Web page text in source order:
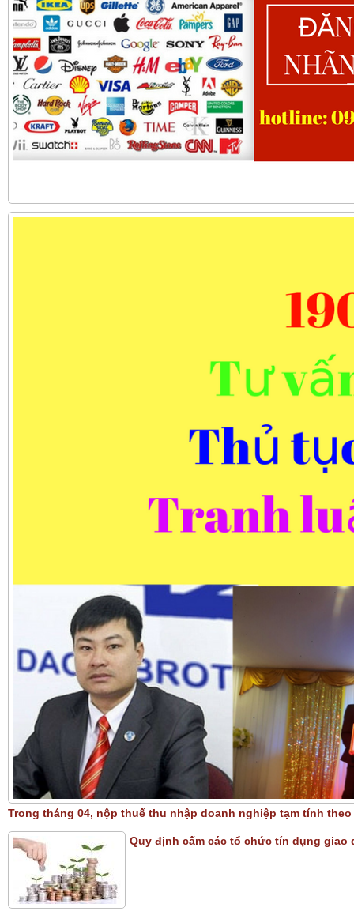
Trong tháng 04, nộp thuế thu nhập doanh nghiệp tạm tính theo
Quy định cấm các tổ chức tín dụng giao